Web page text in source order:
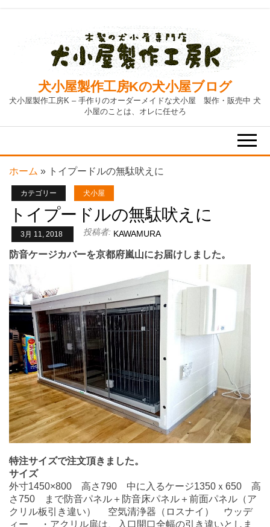
content
犬小屋製作工房Kの犬小屋ブログ
犬小屋製作工房K – 手作りのオーダーメイドな犬小屋 製作・販売中 犬
小屋のことは、オレに任せろ
ホーム » トイプードルの無駄吠えに
カテゴリー 犬小屋
トイプードルの無駄吠えに
3月 11, 2018 投稿者: KAWAMURA
防音ケージカバーを京都府嵐山にお届けしました。
特注サイズで注文頂きました。
サイズ
外寸1450×800 高さ790 中に入るケージ1350ｘ650 高
さ750 まで防音パネル＋防音床パネル＋前面パネル（ア
クリル板引き違い） 空気清浄器（ロスナイ） ウッデ
ィー ・アクリル扉は、入口開口全幅の引き違いとしま